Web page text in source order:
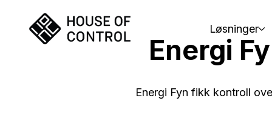
Løsninger
Energi
Energi Fyn fikk kontroll